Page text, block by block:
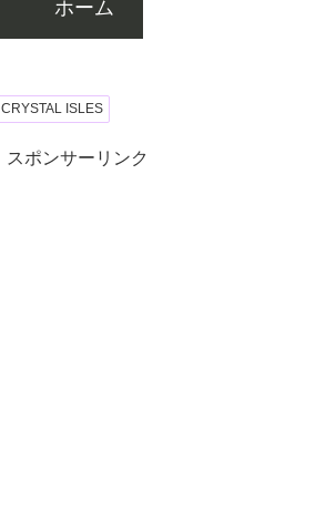
ホーム
CRYSTAL ISLES
スポンサーリンク